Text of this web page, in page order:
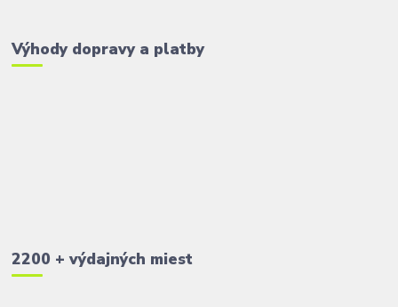
Výhody dopravy a platby
2200 + výdajných miest